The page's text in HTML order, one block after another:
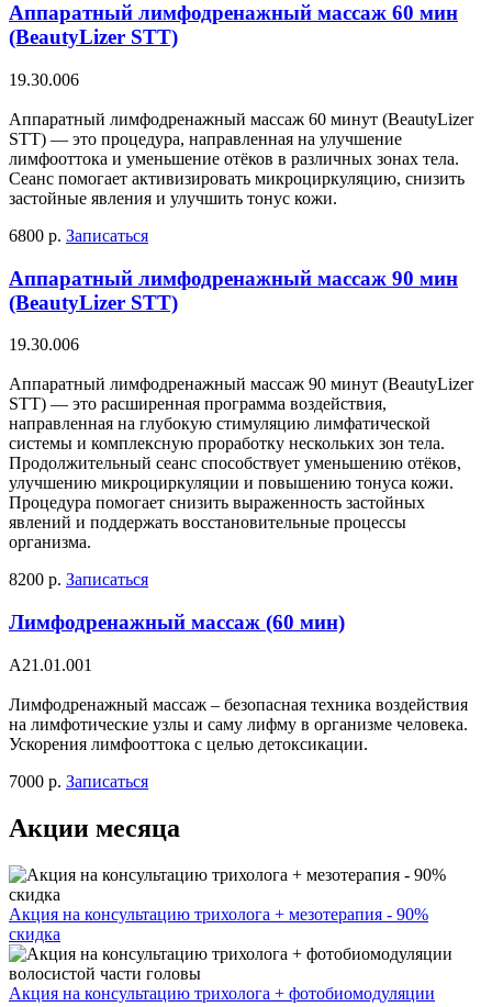
Аппаратный лимфодренажный массаж 60 мин
(BeautyLizer STT)
19.30.006
Аппаратный лимфодренажный массаж 60 минут (BeautyLizer
STT) — это процедура, направленная на улучшение
лимфооттока и уменьшение отёков в различных зонах тела.
Сеанс помогает активизировать микроциркуляцию, снизить
застойные явления и улучшить тонус кожи.
6800 р. Записаться
Аппаратный лимфодренажный массаж 90 мин
(BeautyLizer STT)
19.30.006
Аппаратный лимфодренажный массаж 90 минут (BeautyLizer
STT) — это расширенная программа воздействия,
направленная на глубокую стимуляцию лимфатической
системы и комплексную проработку нескольких зон тела.
Продолжительный сеанс способствует уменьшению отёков,
улучшению микроциркуляции и повышению тонуса кожи.
Процедура помогает снизить выраженность застойных
явлений и поддержать восстановительные процессы
организма.
8200 р. Записаться
Лимфодренажный массаж (60 мин)
A21.01.001
Лимфодренажный массаж – безопасная техника воздействия
на лимфотические узлы и саму лифму в организме человека.
Ускорения лимфооттока с целью детоксикации.
7000 р. Записаться
Акции месяца
Акция на консультацию трихолога + мезотерапия - 90%
скидка
Акция на консультацию трихолога + фотобиомодуляции